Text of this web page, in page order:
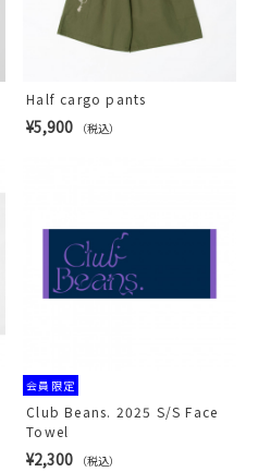
Half cargo pants
¥5,900 （税込）
会員限定
Club Beans. 2025 S/S Face
Towel
¥2,300 （税込）